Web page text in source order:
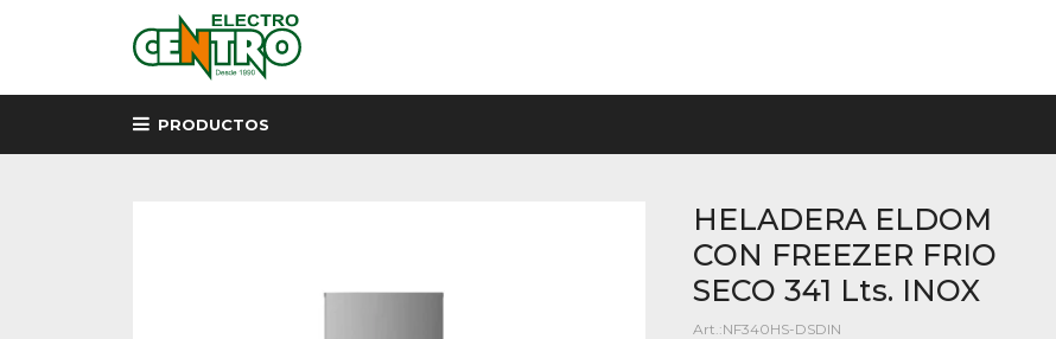
PRODUCTOS
HELADERA ELDOM
CON FREEZER FRIO
SECO 341 Lts. INOX
NF340HS-DSDIN